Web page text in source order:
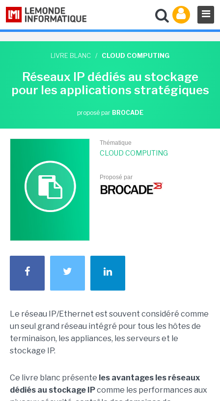
LIVRE BLANC / CLOUD COMPUTING
Réseaux IP dédiés au stockage
pour les applications stratégiques
proposé par BROCADE
Thématique
CLOUD COMPUTING
Proposé par
Le réseau IP/Ethernet est souvent considéré comme
un seul grand réseau intégré pour tous les hôtes de
terminaison, les appliances, les serveurs et le
stockage IP.
Ce livre blanc présente les avantages les réseaux
dédiés au stockage IPcomme les performances aux